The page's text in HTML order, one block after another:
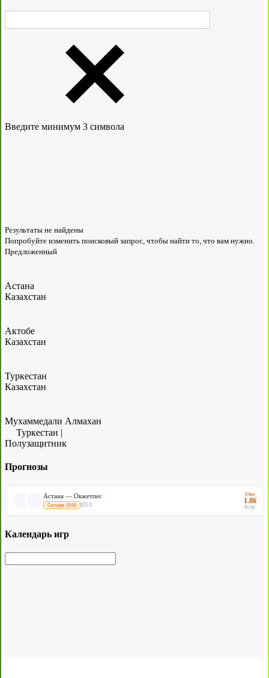
Введите минимум 3 символа
Результаты не найдены
Попробуйте изменить поисковый запрос, чтобы найти то, что вам нужно.
Предложенный
Астана
Казахстан
Актобе
Казахстан
Туркестан
Казахстан
Мухаммедали Алмахан
Туркестан |
Полузащитник
Прогнозы
Астана — Окжетпес
Сегодня 18:00 КПЛ
Ubet
1.86
Коэф.
Календарь игр